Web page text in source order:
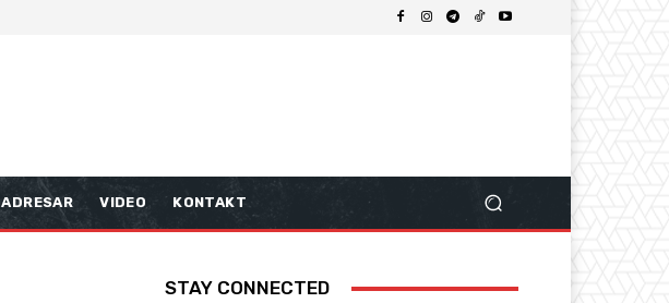
ADRESAR VIDEO KONTAKT
STAY CONNECTED